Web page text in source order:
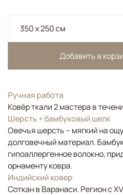
350 x 250 см
Добавить в
Ручная работа
Ковёр ткали 2 мастера в
Шерсть + бамбуковый шелк
Овечья шерсть – мягкий на
долговечный материал.
гипоаллергенное волокно,
орнаменту ковра.
Индийский ковер
Соткан в Варанаси. Регион с